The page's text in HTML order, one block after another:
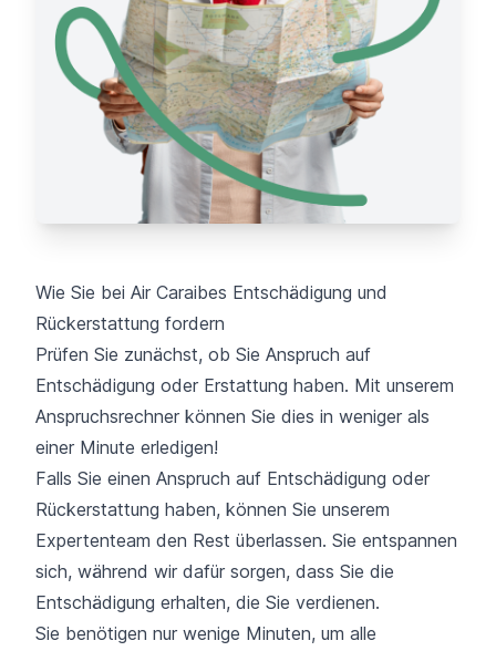
Wie Sie bei Air Caraibes Entschädigung und
Rückerstattung fordern
Prüfen Sie zunächst, ob Sie Anspruch auf
Entschädigung oder Erstattung haben. Mit unserem
Anspruchsrechner können Sie dies in weniger als
einer Minute erledigen!
Falls Sie einen Anspruch auf Entschädigung oder
Rückerstattung haben, können Sie unserem
Expertenteam den Rest überlassen. Sie entspannen
sich, während wir dafür sorgen, dass Sie die
Entschädigung erhalten, die Sie verdienen.
Sie benötigen nur wenige Minuten, um alle